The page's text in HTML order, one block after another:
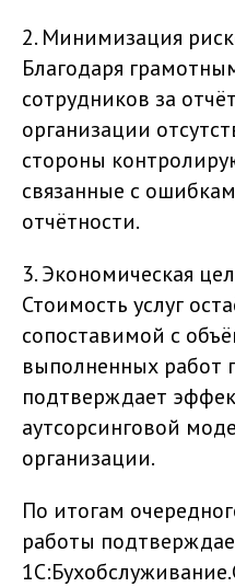
2. Минимизация
Благодаря
сотрудников за
организации
стороны
связанные с
отчётности.
3. Экономическая
Стоимость услуг
сопоставимой с
выполненных работ
подтверждает
аутсорсинговой
организации.
По итогам
работы